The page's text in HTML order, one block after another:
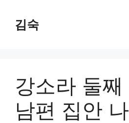
content
김숙
강소라 둘
남편 집안